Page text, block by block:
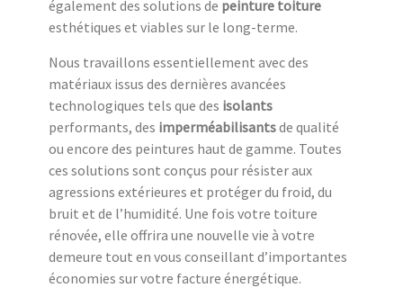
également des solutions de peinture toiture
esthétiques et viables sur le long-terme.
Nous travaillons essentiellement avec des
matériaux issus des dernières avancées
technologiques tels que des isolants
performants, des imperméabilisantsde qualité
ou encore des peintures haut de gamme. Toutes
ces solutions sont conçus pour résister aux
agressions extérieures et protéger du froid, du
bruit et de l’humidité. Une fois votre toiture
rénovée, elle offrira une nouvelle vie à votre
demeure tout en vous conseillant d’importantes
économies sur votre facture énergétique.